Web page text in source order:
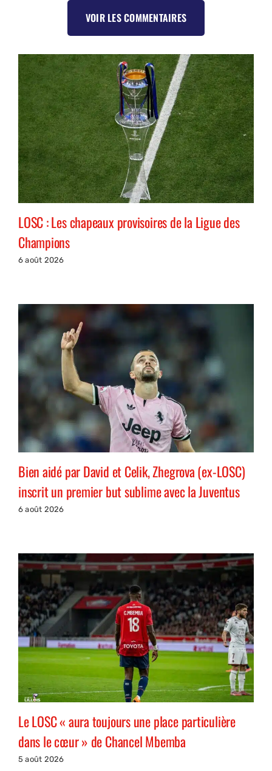
VOIR LES COMMENTAIRES
LOSC : Les chapeaux provisoires de la Ligue des
Champions
6 août 2026
Bien aidé par David et Celik, Zhegrova (ex-LOSC)
inscrit un premier but sublime avec la Juventus
6 août 2026
Le LOSC « aura toujours une place particulière
dans le cœur » de Chancel Mbemba
5 août 2026